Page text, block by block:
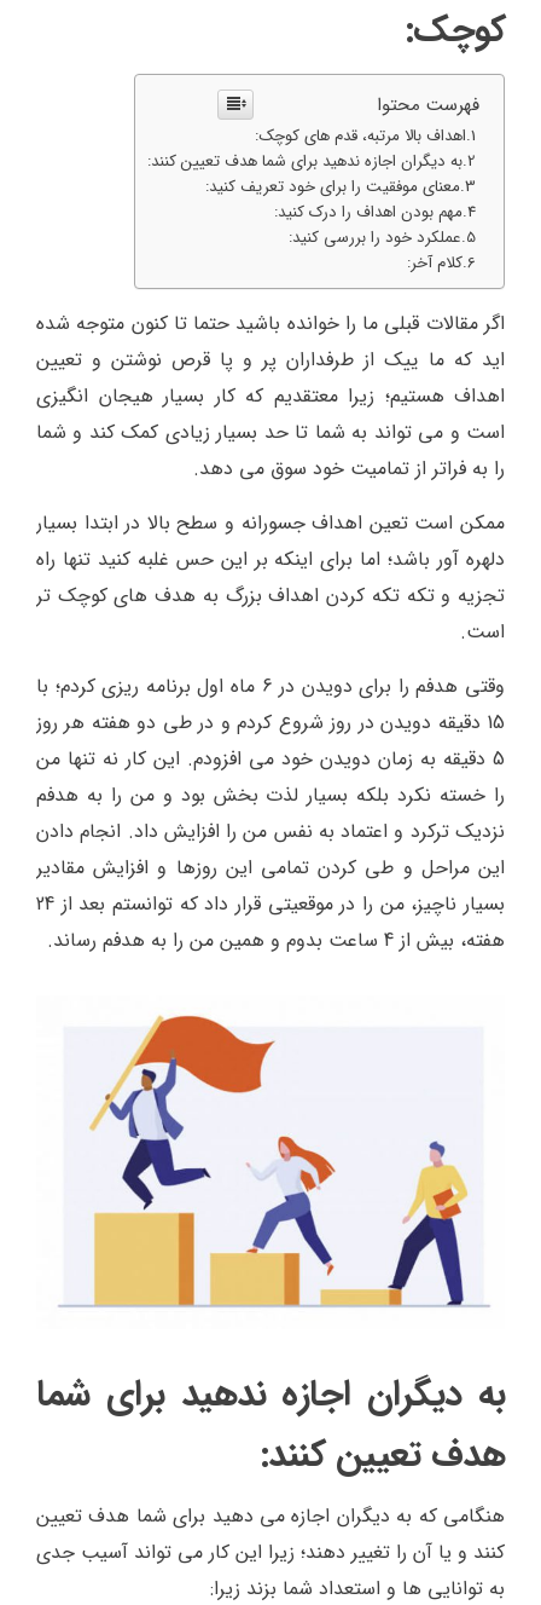
کوچک:
فهرست محتوا
اهداف بالا مرتبه، قدم های کوچک:
به دیگران اجازه ندهید برای شما هدف تعیین کنند:
معنای موفقیت را برای خود تعریف کنید:
مهم بودن اهداف را درک کنید:
عملکرد خود را بررسی کنید:
کلام آخر:
اگر مقالات قبلی ما را خوانده باشید حتما تا کنون متوجه شده
اید که ما ییک از طرفداران پر و پا قرص نوشتن و تعیین
اهداف هستیم؛ زیرا معتقدیم که کار بسیار هیجان انگیزی
است و می تواند به شما تا حد بسیار زیادی کمک کند و شما
را به فراتر از تمامیت خود سوق می دهد.
ممکن است تعین اهداف جسورانه و سطح بالا در ابتدا بسیار
دلهره آور باشد؛ اما برای اینکه بر این حس غلبه کنید تنها راه
تجزیه و تکه تکه کردن اهداف بزرگ به هدف های کوچک تر
است.
وقتی هدفم را برای دویدن در 6 ماه اول برنامه ریزی کردم؛ با
15 دقیقه دویدن در روز شروع کردم و در طی دو هفته هر روز
5 دقیقه به زمان دویدن خود می افزودم. این کار نه تنها من
را خسته نکرد بلکه بسیار لذت بخش بود و من را به هدفم
نزدیک ترکرد و اعتماد به نفس من را افزایش داد. انجام دادن
این مراحل و طی کردن تمامی این روزها و افزایش مقادیر
بسیار ناچیز، من را در موقعیتی قرار داد که توانستم بعد از 24
هفته، بیش از 4 ساعت بدوم و همین من را به هدفم رساند.
به دیگران اجازه ندهید برای شما
هدف تعیین کنند:
هنگامی که به دیگران اجازه می دهید برای شما هدف تعیین
کنند و یا آن را تغییر دهند؛ زیرا این کار می تواند آسیب جدی
به توانایی ها و استعداد شما بزند زیرا: